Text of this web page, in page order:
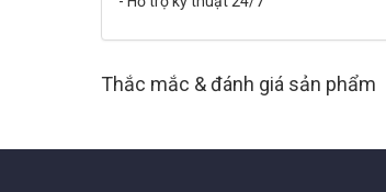
Thắc mắc & đánh giá sản phẩm